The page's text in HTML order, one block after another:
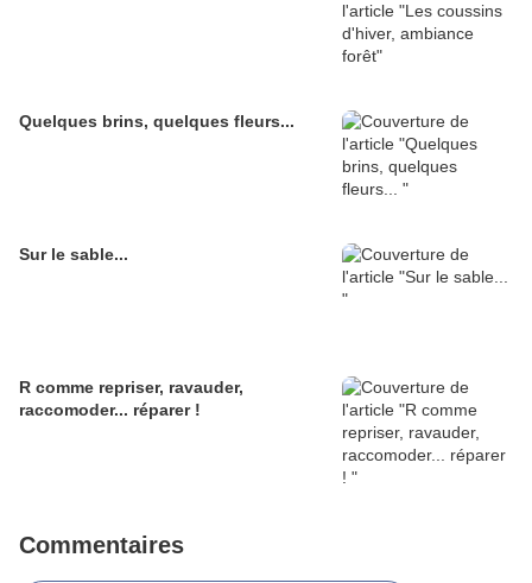
Quelques brins, quelques fleurs...
Sur le sable...
R comme repriser, ravauder,
raccomoder... réparer !
Commentaires